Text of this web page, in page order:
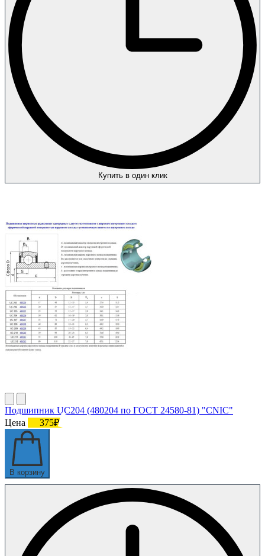
Купить в один клик
Подшипник UC204 (480204 по ГОСТ 24580-81) "CNIC"
Цена
375₽
В корзину